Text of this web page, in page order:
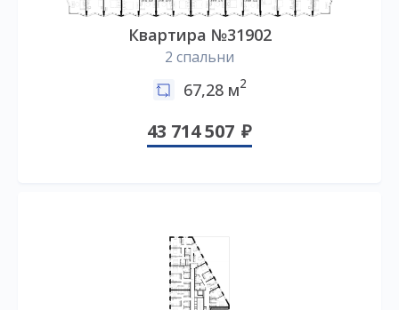
Квартира №31902
2 спальни
67,28 м2
43 714 507